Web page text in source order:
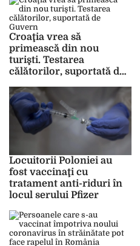
Croaţia vrea să
primească din nou
turişti. Testarea
călătorilor, suportată de
Locuitorii Poloniei au
fost vaccinaţi cu
tratament anti-riduri în
locul serului Pfizer